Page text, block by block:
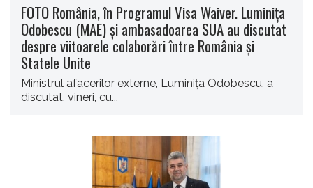
FOTO România, în Programul Visa Waiver. Luminița
Odobescu (MAE) și ambasadoarea SUA au discutat
despre viitoarele colaborări între România și
Statele Unite
Ministrul afacerilor externe, Luminiţa Odobescu, a
discutat, vineri, cu...